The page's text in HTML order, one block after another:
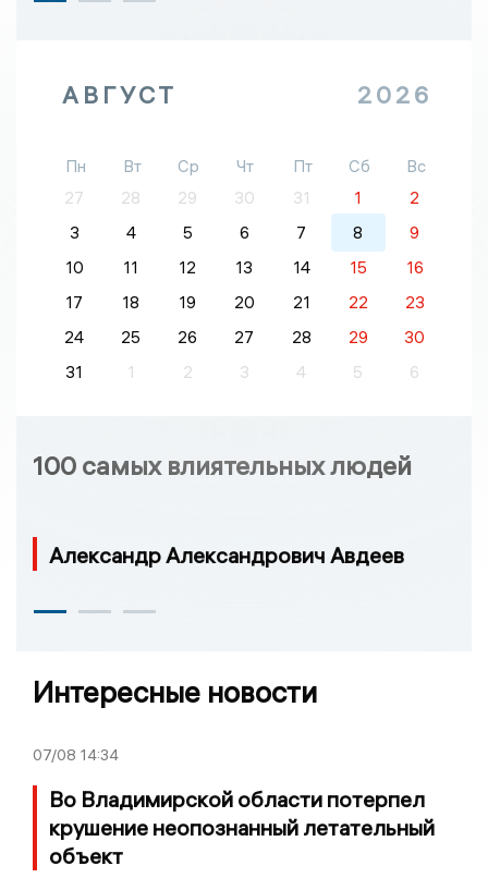
АВГУСТ 2026
Пн Вт Ср Чт Пт Сб
Вс
27
28 29 30 31 1
2
3
4 5 6 7 8
9
10
11 12 13 14 15
16
17
18 19 20 21 22
23
24
25 26 27 28 29
30
31
1 2 3 4 5 6
100 самых влиятельных людей
Александр Александрович Авдеев
Интересные новости
07/08 14:34
Во Владимирской области потерпел
крушение неопознанный летательный
объект